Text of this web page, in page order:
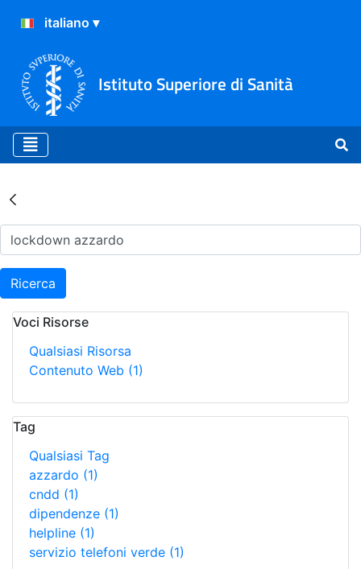
Istituto Superiore di Sanità
Risultati della Ricerca -
Ricerca
Voci Risorse
Qualsiasi Risorsa
Contenuto Web (1)
Tag
Qualsiasi Tag
azzardo (1)
cndd (1)
dipendenze (1)
helpline (1)
servizio telefoni verde (1)